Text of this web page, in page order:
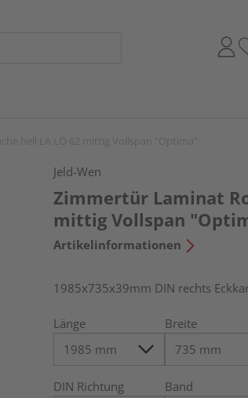
Jeld-Wen
Zimmertür Laminat
mittig Vollspan
Artikelinformationen
1985x735x39mm DIN rechts
Länge Breite
DIN Richtung Band